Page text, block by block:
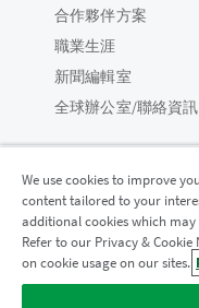
合作夥伴方案
職業生涯
新聞編輯室
全球辦公室/聯絡資訊
法律合約 產品條款
We use cookies to improve
content tailored to your
additional cookies which
Refer to our Privacy &
on cookie usage on our sites.